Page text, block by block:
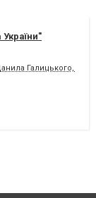
Галицького, 13